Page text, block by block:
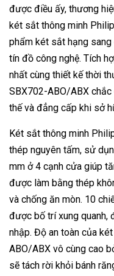
được điều ấy, thương
két sắt thông minh
phẩm két sắt hạng
tín đồ công nghệ. Tích
nhất cùng thiết kế thời
SBX702-ABO/ABX chắc
thế và đẳng cấp khi sở
Két sắt thông minh
thép nguyên tấm, sử
mm ở 4 cạnh cửa giúp
được làm bằng thép
và chống ăn mòn. 10
được bố trí xung quanh,
nhập. Độ an toàn của
ABO/ABX vô cùng cao
sẽ tách rời khỏi bánh